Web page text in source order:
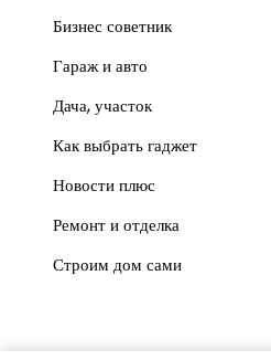
Бизнес советник
Гараж и авто
Дача, участок
Как выбрать гаджет
Новости плюс
Ремонт и отделка
Строим дом сами